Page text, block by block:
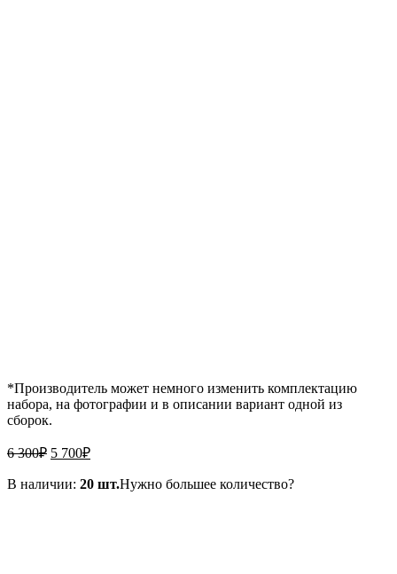
*Производитель может немного изменить комплектацию
набора, на фотографии и в описании вариант одной из
сборок.
6 300₽ Первоначальная
составляла
5 700₽Текущая
5
В наличии: 20 шт.Нужно большее количество?